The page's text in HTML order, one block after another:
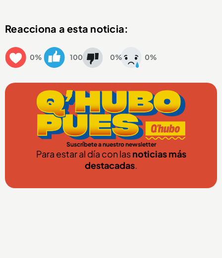
Reacciona a esta noticia:
0% 100 0% 0%
Suscríbete a nuestro newsletter
Para estar al día con lasnoticias más
destacadas.